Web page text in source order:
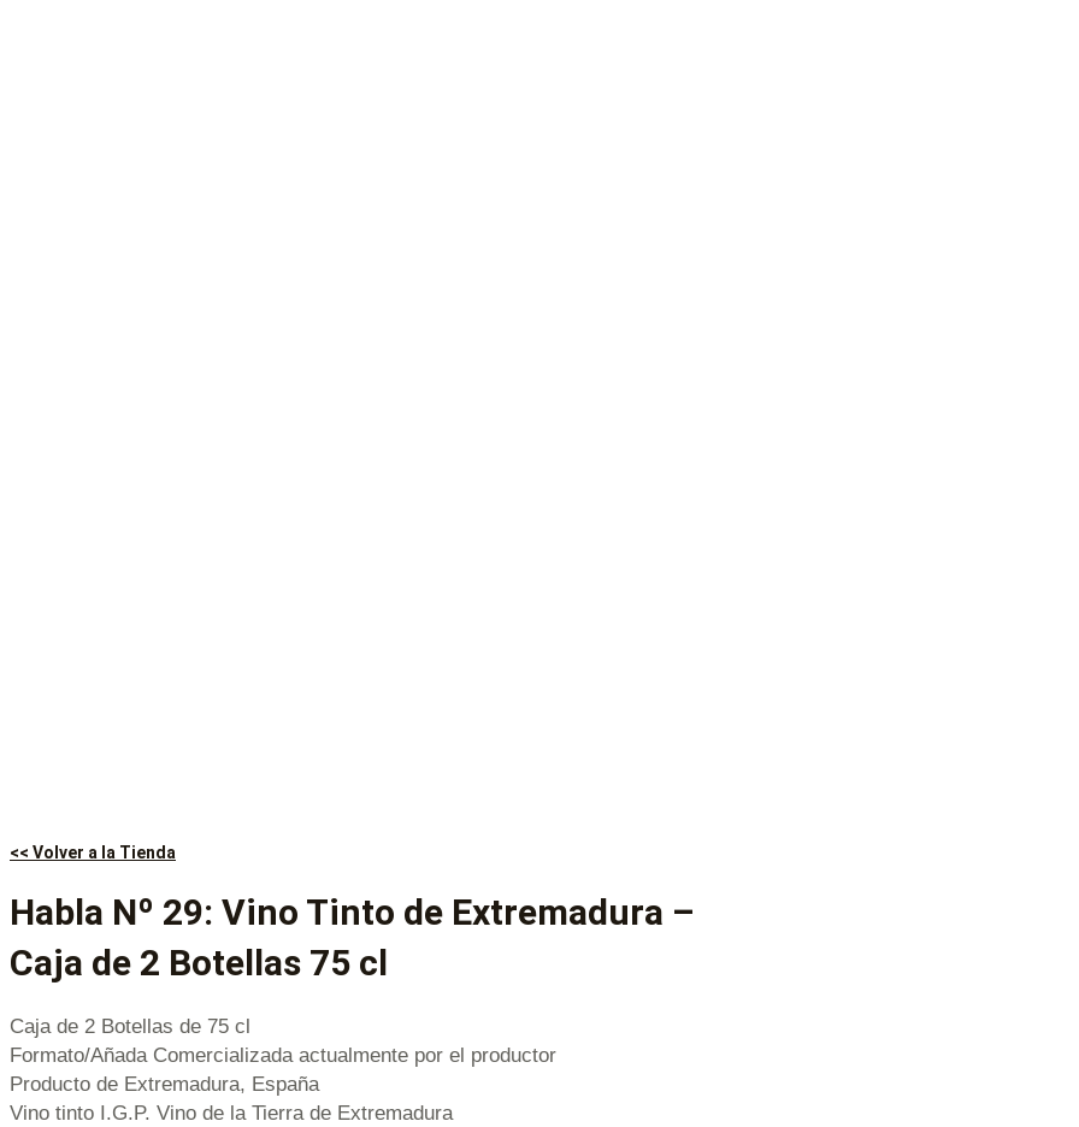
<< Volver a la Tienda
Habla Nº 29: Vino Tinto de Extremadura –
Caja de 2 Botellas 75 cl
Caja de 2 Botellas de 75 cl
Formato/Añada Comercializada actualmente por el productor
Producto de Extremadura, España
Vino tinto I.G.P. Vino de la Tierra de Extremadura